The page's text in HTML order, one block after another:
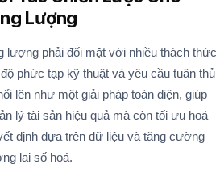
Lượng
lượng phải đối mặt với nhiều thách thức
phức tạp kỹ thuật và yêu cầu tuân thủ
lên như một giải pháp toàn diện, giúp
lý tài sản hiệu quả mà còn tối ưu hoá
định dựa trên dữ liệu và tăng cường
lai số hoá.